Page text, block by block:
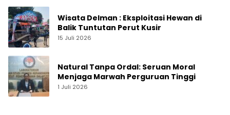
Wisata Delman : Eksploitasi Hewan di
Balik Tuntutan Perut Kusir
15 Juli 2026
Natural Tanpa Ordal: Seruan Moral
Menjaga Marwah Perguruan Tinggi
1 Juli 2026